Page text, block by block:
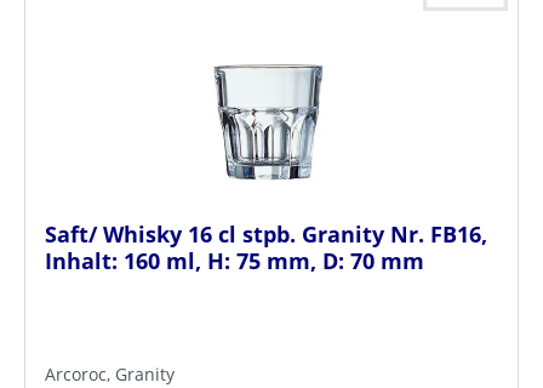
Saft/ Whisky 16 cl stpb. Granity Nr. FB16,
Inhalt: 160 ml, H: 75 mm, D: 70 mm
Arcoroc, Granity